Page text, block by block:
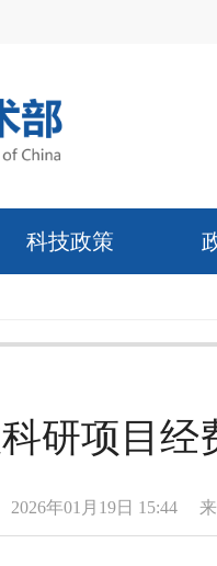
科技政策
研项目经
2026年01月19日 15:44